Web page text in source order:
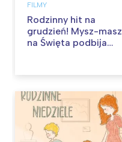
FILMY
Rodzinny hit na
grudzień! Mysz-masz
na Święta podbija